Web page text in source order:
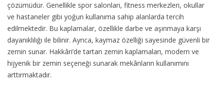
çözümüdür. Genellikle spor salonları, fitness merkezleri, okullar
ve hastaneler gibi yoğun kullanıma sahip alanlarda tercih
edilmektedir. Bu kaplamalar, özellikle darbe ve aşınmaya karşı
dayanıklılığı ile bilinir. Ayrıca, kaymaz özelliği sayesinde güvenli bir
zemin sunar. Hakkâri’de tartan zemin kaplamaları, modern ve
hijyenik bir zemin seçeneği sunarak mekânların kullanımını
arttırmaktadır.